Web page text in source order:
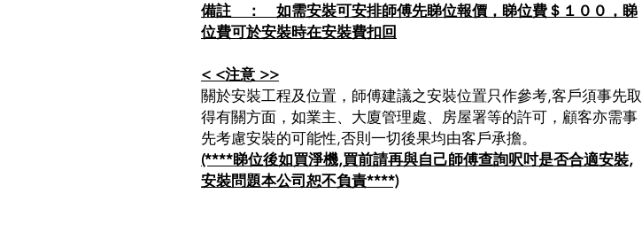
備註 ： 如需安裝可安排師傅先睇位報價，睇位費＄１００，睇
位費可於安裝時在安裝費扣回
< <注意 >>
關於安裝工程及位置，師傅建議之安裝位置只作參考,客戶須事先取
得有關方面，如業主、大廈管理處、房屋署等的許可，顧客亦需事
先考慮安裝的可能性,否則一切後果均由客戶承擔。
(****睇位後如買淨機,買前請再與自己師傅查詢呎吋是否合適安裝,
安裝問題本公司恕不負責****)